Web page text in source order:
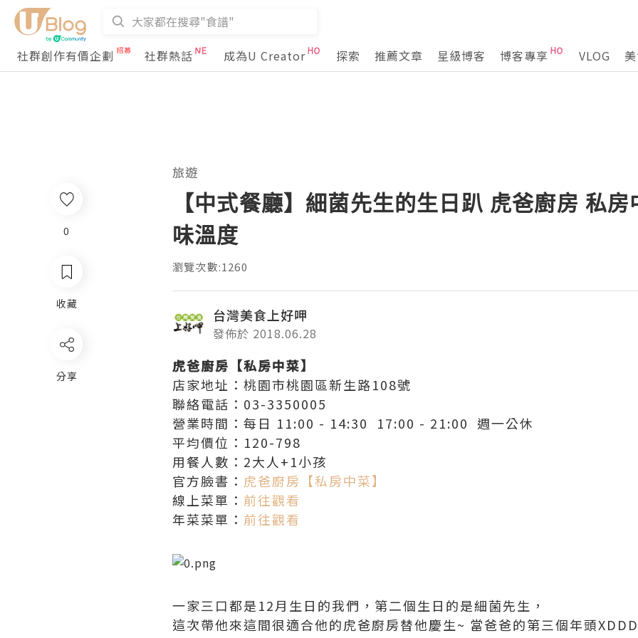
社群創作有價企劃 社群熱話 成為U Creator 探索 推薦文章 星級博客 博客專享 VLOG
0
收藏
分享
旅遊
【中式餐廳】細菌先生的生日趴 虎爸廚房 私
味溫度
瀏覽次數:1260
台灣美食上好呷
發佈於 2018.06.28
虎爸廚房【私房中菜】
店家地址：桃園市桃園區新生路108號
聯絡電話：03-3350005
營業時間：每日 11:00 - 14:30 17:00 - 21:00 週一公休
平均價位：120-798
用餐人數：2大人+1小孩
官方臉書： 虎爸廚房【私房中菜】
線上菜單： 前往觀看
年菜菜單： 前往觀看
一家三口都是12月生日的我們，第二個生日的是細菌先生，
這次帶他來這間很適合他的虎爸廚房替他慶生~ 當爸爸的第三個年頭XDDD